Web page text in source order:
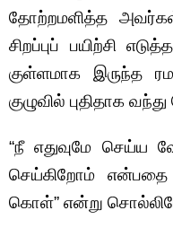
தோற்றமளித்த
சிறப்புப் பயிற்சி
குள்ளமாக இருந்த
குழுவில் புதிதாக
“நீ எதுவுமே
செய்கிறோம் என்பதை
கொள்” என்று